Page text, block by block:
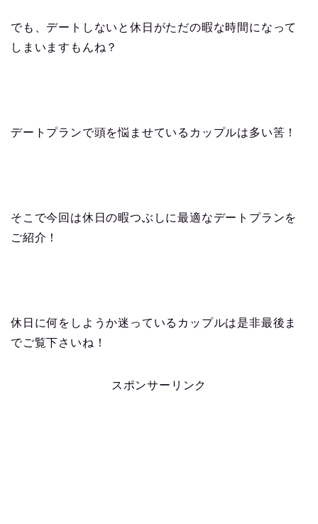
でも、デートしないと休日がただの暇な時間になって
しまいますもんね？
デートプランで頭を悩ませているカップルは多い筈！
そこで今回は休日の暇つぶしに最適なデートプランを
ご紹介！
休日に何をしようか迷っているカップルは是非最後ま
でご覧下さいね！
スポンサーリンク